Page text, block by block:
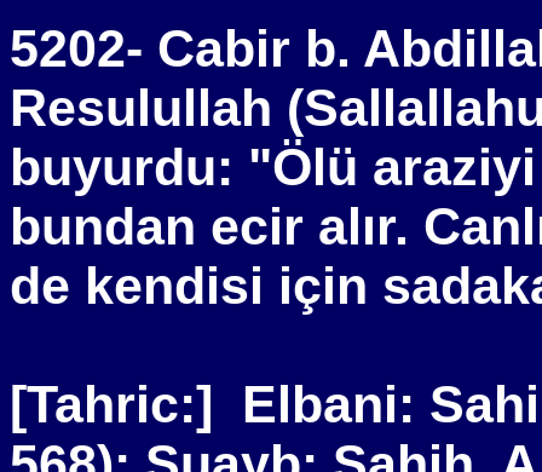
5202- Cabir b.
Resulullah
buyurdu: "Ölü
bundan ecir alır.
de kendisi için
[Tahric:] Elbani: